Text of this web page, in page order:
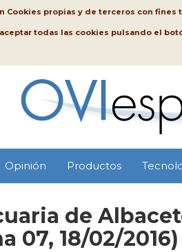
Cookies propias y de terceros con
todas las cookies pulsando el
Opinión Productos
de
07, 18/02/2016)